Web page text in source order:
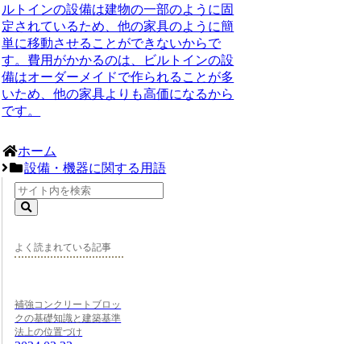
ルトインの設備は建物の一部のように固
定されているため、他の家具のように簡
単に移動させることができないからで
す。費用がかかるのは、ビルトインの設
備はオーダーメイドで作られることが多
いため、他の家具よりも高価になるから
です。
ホーム
設備・機器に関する用語
よく読まれている記事
補強コンクリートブロッ
クの基礎知識と建築基準
法上の位置づけ